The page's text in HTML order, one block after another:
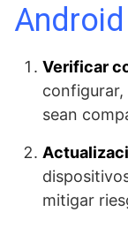
Android
Verificar
configurar,
sean
mitigar